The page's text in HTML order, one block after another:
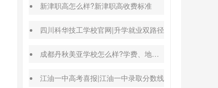
新津职高怎么样?新津职高收费标准
四川科华技工学校官网|升学就业双路径
成都丹秋美亚学校怎么样?学费、地址、办学特色汇总
江油一中高考喜报|江油一中录取分数线